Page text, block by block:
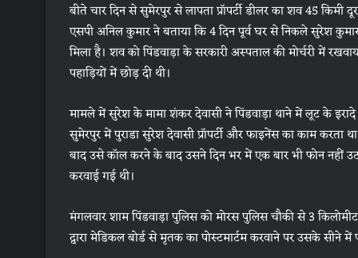
बीते चार दिन से सुमेरपुर से लापता प्रॉपर्टी डीलर का शव 45 किमी
एसपी अनिल कुमार ने बताया कि 4 दिन पूर्व घर से निकले सुरेश
मिला है। शव को पिंडवाड़ा के सरकारी अस्पताल की मोर्चरी में
पहाड़ियों में छोड़ दी थी।
मामले में सुरेश के मामा शंकर देवासी ने पिंडवाड़ा थाने में लूट के इरादे
सुमेरपुर में पुराडा सुरेश देवासी प्रॉपर्टी और फाइनेंस का काम
बाद उसे कॉल करने के बाद उसने दिन भर में एक बार भी फोन नहीं
करवाई गई थी।
मंगलवार शाम पिंडवाड़ा पुलिस को मोरस पुलिस चौकी से 3
द्वारा मेडिकल बोर्ड से मृतक का पोस्टमार्टम करवाने पर उसके